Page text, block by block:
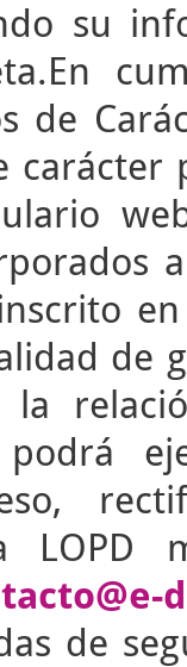
su
de
carácter
de
la
podrá
LOPD
de